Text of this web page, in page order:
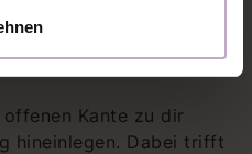
Kante zu dir
hineinlegen. Dabei trifft